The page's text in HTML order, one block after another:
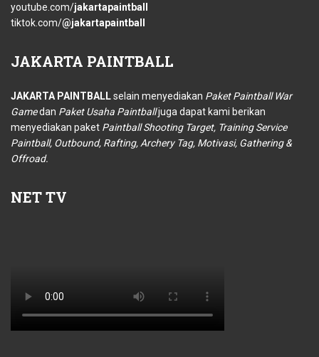
youtube.com/jakartapaintball
tiktok.com/@jakartapaintball
JAKARTA PAINTBALL
JAKARTA PAINTBALLselain menyediakan Paket Paintball War
Gamedan Paket Usaha Paintballjuga dapat kami berikan
menyediakan paket Paintball Shooting Target, Training Service
Paintball, Outbound, Rafting, Archery Tag, Motivasi, Gathering &
Offroad.
NETTV